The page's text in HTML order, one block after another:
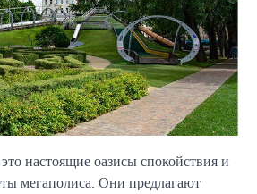
настоящие оазисы спокойствия и
мегаполиса. Они предлагают